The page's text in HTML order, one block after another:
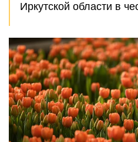
Иркутской области в